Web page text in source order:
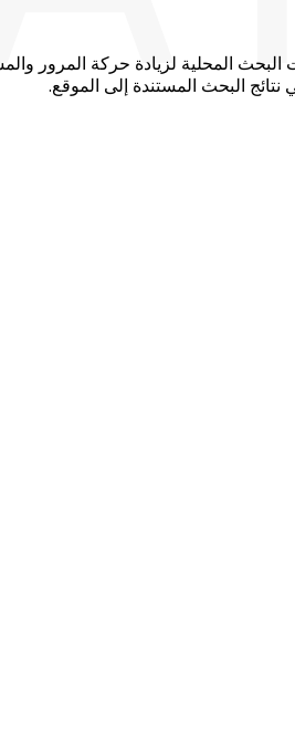
البحث المحلية لزيادة حركة المرور
البحث المستندة إلى الموقع.